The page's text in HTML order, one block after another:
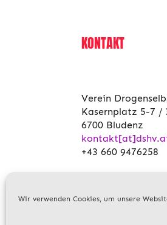
Wir verwenden Cookies, um unsere
KONTAKT
Verein
Kasernplatz 5-7 /
6700 Bludenz
+43 660 9476258